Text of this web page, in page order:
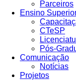
Parceiros
Ensino
CTeSP
Pós-
Comunicação
Notícias
Projetos